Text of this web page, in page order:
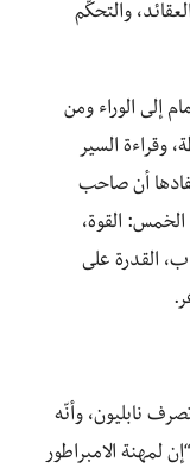
والتحكّم
إلى الوراء ومن
وقراءة السير
أن صاحب
القوة،
القدرة على
نابليون، وأنّه
لمهنة الامبراطور